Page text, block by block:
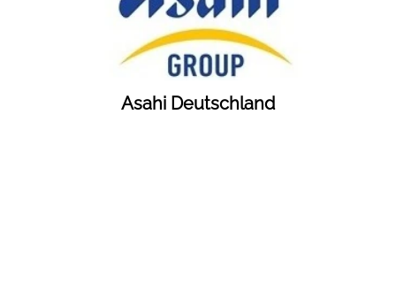
Asahi Deutschland